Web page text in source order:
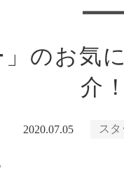
のお気
介！
2020.07.05 スタ